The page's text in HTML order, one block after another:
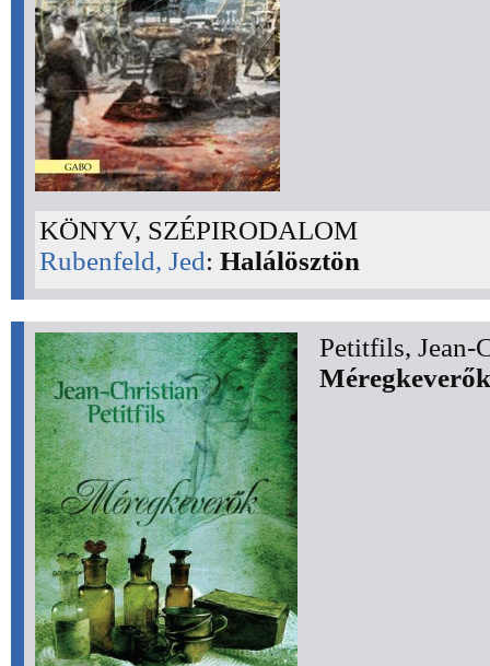
KÖNYV, SZÉPIRODALOM
Rubenfeld, Jed: Halálösztön
Petitfils, Jean-
Méregkeverők